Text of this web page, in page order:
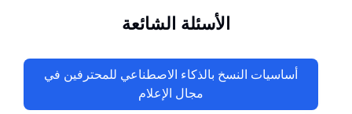
الأسئلة الشائعة
أساسيات النسخ بالذكاء الاصطناعي للمحترفين في
مجال الإعلام